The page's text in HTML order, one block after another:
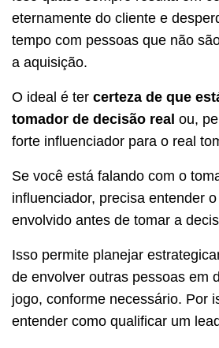
eternamente do cliente e
tempo com pessoas que não
a aquisição.
O ideal é ter certeza de que
tomador de decisão real ou,
forte influenciador para o real
Se você está falando com o
influenciador, precisa entender
envolvido antes de tomar a
Isso permite planejar
de envolver outras pessoas em
jogo, conforme necessário. Por
entender como qualificar um